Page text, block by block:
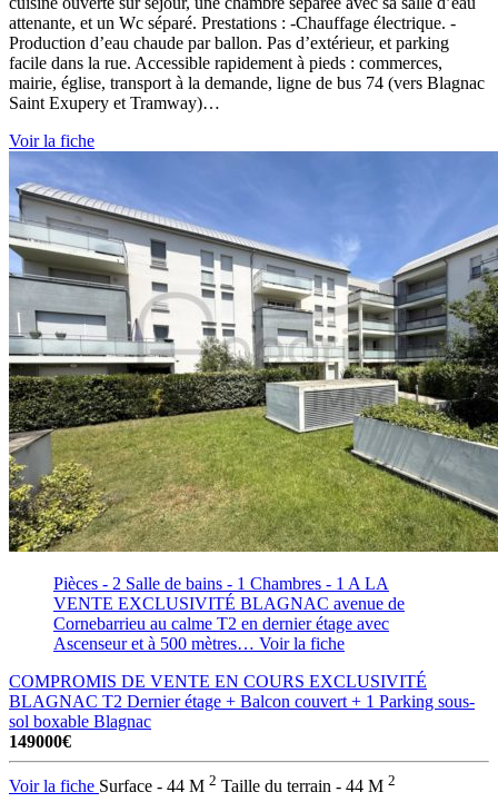
attenante, et un Wc séparé. Prestations : -Chauffage électrique. -
Production d’eau chaude par ballon. Pas d’extérieur, et parking
facile dans la rue. Accessible rapidement à pieds : commerces,
mairie, église, transport à la demande, ligne de bus 74 (vers Blagnac
Saint Exupery et Tramway)…
Voir la fiche
Pièces - 2 Salle de bains - 1 Chambres - 1 A LA
VENTE EXCLUSIVITÉ BLAGNAC avenue de
Cornebarrieu au calme T2 en dernier étage avec
Ascenseur et à 500 mètres… Voir la fiche
COMPROMIS DE VENTE EN COURS EXCLUSIVITÉ
BLAGNAC T2 Dernier étage + Balcon couvert + 1 Parking sous-
sol boxable Blagnac
149000€
Voir la fiche Surface - 44 M 2 Taille du terrain - 44 M 2